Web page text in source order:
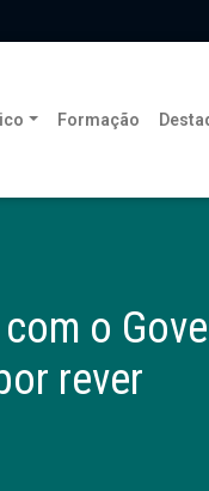
Formação
o
rever